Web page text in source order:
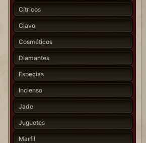
Cítricos
Clavo
Cosméticos
Diamantes
Especias
Incienso
Jade
Juguetes
Marfil